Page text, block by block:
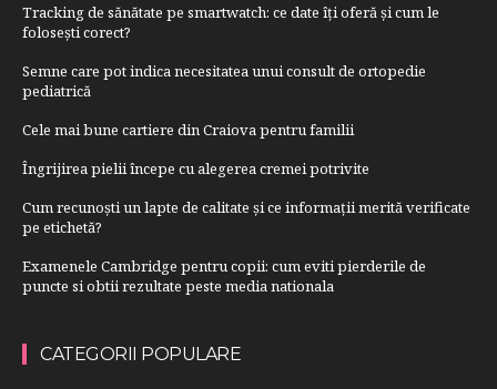
Tracking de sănătate pe smartwatch: ce date îți oferă și cum le
folosești corect?
Semne care pot indica necesitatea unui consult de ortopedie
pediatrică
Cele mai bune cartiere din Craiova pentru familii
Îngrijirea pielii începe cu alegerea cremei potrivite
Cum recunoști un lapte de calitate și ce informații merită verificate
pe etichetă?
Examenele Cambridge pentru copii: cum eviti pierderile de
puncte si obtii rezultate peste media nationala
CATEGORII POPULARE